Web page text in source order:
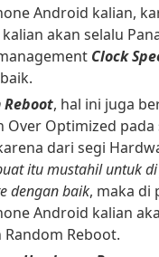
Android kalian,
akan selalu
Clock
Reboot, hal ini juga
Over Optimized pada
dari segi
itu mustahil untuk
dengan baik, maka di
Android kalian
Random Reboot.